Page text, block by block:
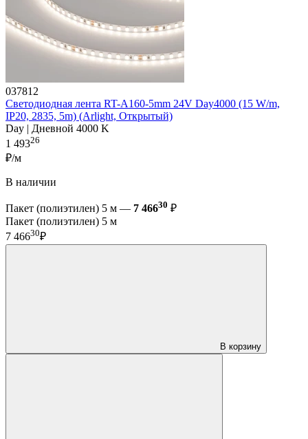
037812
Светодиодная лента RT-A160-5mm 24V Day4000 (15 W/m,
IP20, 2835, 5m) (Arlight, Открытый)
Day | Дневной 4000 K
1 49326
₽/м
В наличии
Пакет (полиэтилен) 5 м — 7 46630 ₽
Пакет (полиэтилен) 5 м
7 46630₽
В корзину